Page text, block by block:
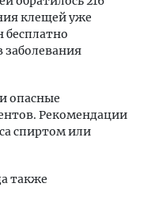
клещей уже
бесплатно
опасные
Рекомендации
спиртом или
также